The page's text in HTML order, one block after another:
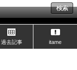
検索
過去記事 itame